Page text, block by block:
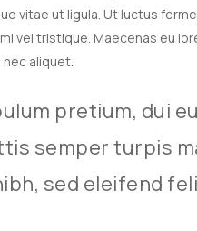
vitae ut ligula. Ut luctus
vel tristique. Maecenas eu
nec aliquet.
pretium, dui
semper turpis
sed eleifend